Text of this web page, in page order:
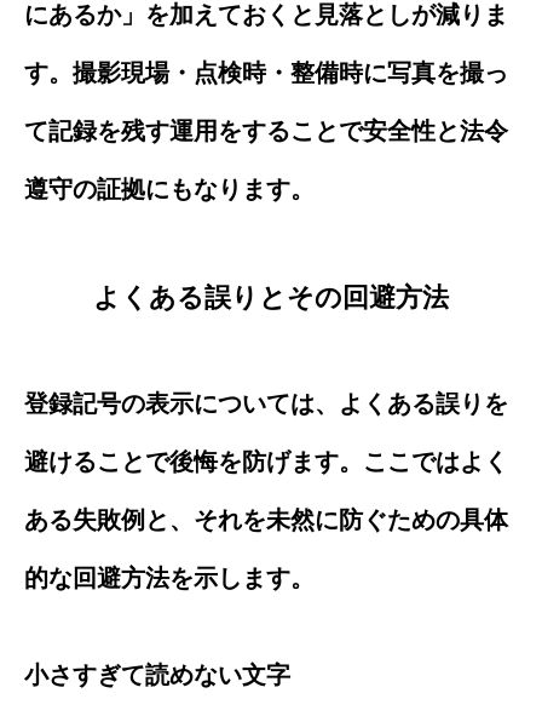
にあるか」を加えておくと見落としが減りま
す。撮影現場・点検時・整備時に写真を撮っ
て記録を残す運用をすることで安全性と法令
遵守の証拠にもなります。
よくある誤りとその回避方法
登録記号の表示については、よくある誤りを
避けることで後悔を防げます。ここではよく
ある失敗例と、それを未然に防ぐための具体
的な回避方法を示します。
小さすぎて読めない文字